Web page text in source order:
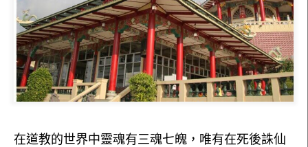
在道教的世界中靈魂有三魂七魄，唯有在死後誅仙